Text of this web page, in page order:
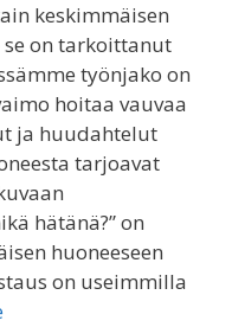
keskimmäisen
on tarkoittanut
työnjako on
hoitaa vauvaa
ja huudahtelut
tarjoavat
hätänä?” on
huoneeseen
on useimmilla